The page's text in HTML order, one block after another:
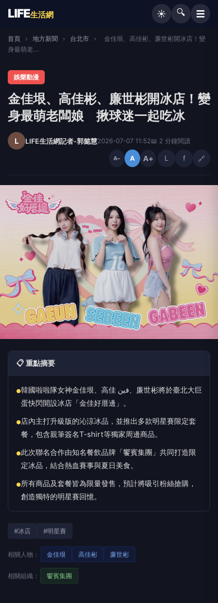
LIFE生活網 ☀️ 🔍 ☰
首頁 › 地方新聞 › 台北市 ›
金佳垠、高佳彬、廉世彬開冰店！變
身最萌老...
娛樂動漫
金佳垠、高佳彬、廉世彬開冰店！變
身最萌老闆娘 揪球迷一起吃冰
L LIFE生活網記者-郭懿慧2026-07-07 11:52📖 2 分鐘閱讀
A− A A+ L f 🔗
📋 重點摘要
●韓國啦啦隊女神金佳垠、高佳 فين、廉世彬將於臺北大巨
蛋快閃開設冰店「金佳好厝邊」。
●店內主打升級版的沁涼冰品，並推出多款明星賽限定套
餐，包含親筆簽名T-shirt等獨家周邊商品。
●此次聯名合作由知名餐飲品牌「饗賓集團」共同打造限
定冰品，結合熱血賽事與夏日美食。
●所有商品及套餐皆為限量發售，預計將吸引粉絲搶購，
創造獨特的明星賽回憶。
#冰店 #明星賽
相關人物： 金佳垠 高佳彬 廉世彬
相關組織： 饗賓集團